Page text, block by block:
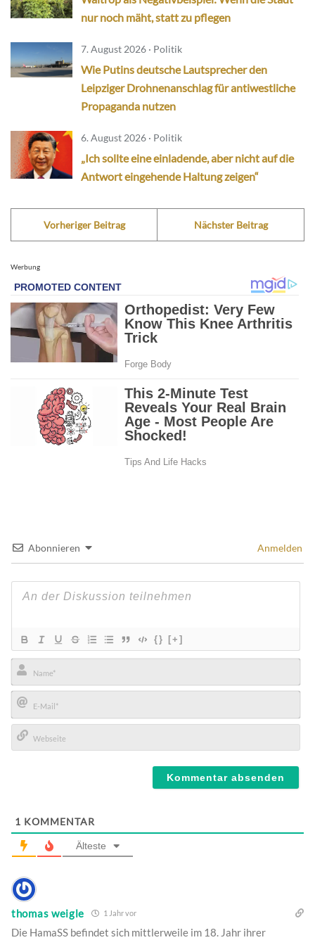
nur noch mäht, statt zu pflegen
7. August 2026 · Politik
Wie Putins deutsche Lautsprecher den
Leipziger Drohnenanschlag für antiwestliche
Propaganda nutzen
6. August 2026 · Politik
„Ich sollte eine einladende, aber nicht auf die
Antwort eingehende Haltung zeigen“
Vorheriger Beitrag Nächster Beitrag
Werbung
Abonnieren Anmelden
{} [+]
Name*
E-
Mail*
1 KOMMENTAR
Älteste
thomas weigle 1 Jahr vor
Die HamaSS befindet sich mittlerweile im 18. Jahr ihrer